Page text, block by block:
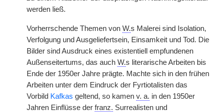
werden ließ.
Vorherrschende Themen von W.s Malerei sind Isolation,
Verfolgung und Ausgeliefertsein, Einsamkeit und Tod. Die
Bilder sind Ausdruck eines existentiell empfundenen
Außenseitertums, das auch W.s literarische Arbeiten bis
Ende der 1950er Jahre prägte. Machte sich in den frühen
Arbeiten unter dem Eindruck der Fyrtiotalisten das
Vorbild Kafkas geltend, so kamen v. a. in den 1950er
Jahren Einflüsse der franz. Surrealisten und